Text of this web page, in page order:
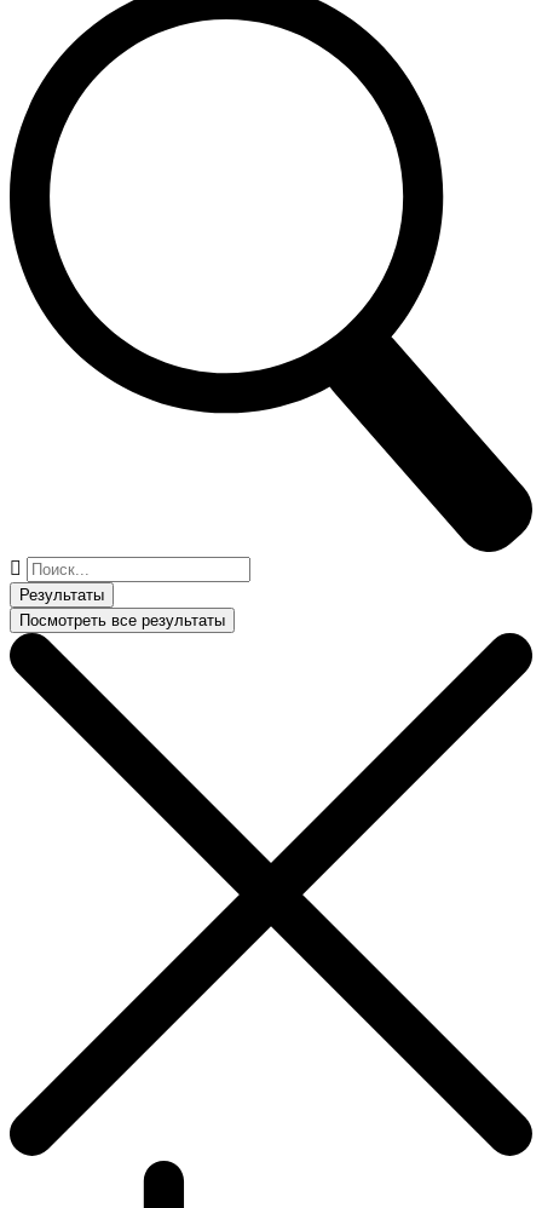
Поиск
...Результаты
Посмотреть все результаты